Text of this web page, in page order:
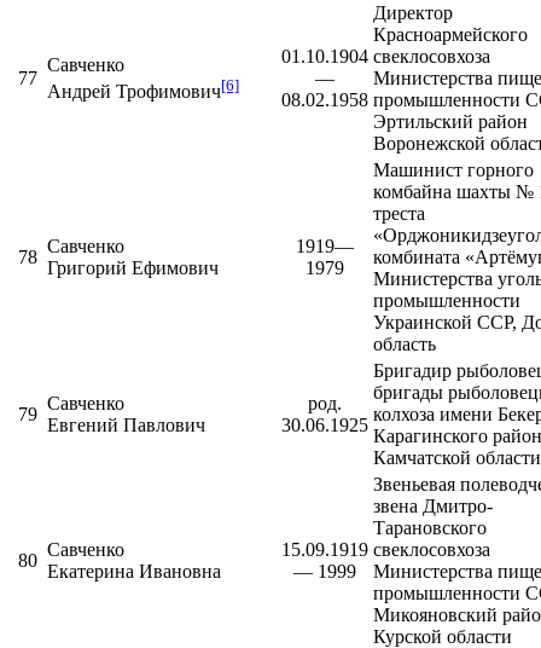
77
Савченко
Андрей Трофимович[6]
01.10.1904
—
08.02.1958
Директор
Красноармейского
свеклосовхоза
Министерства
промышленности
Эртильский район
Воронежской
78
Савченко
Григорий Ефимович
1919—
1979
Машинист горного
комбайна шахты №
треста
комбината «
Министерства
промышленности
Украинской ССР,
область
79
Савченко
Евгений Павлович
род.
30.06.1925
Бригадир
бригады
колхоза имени
Карагинского
Камчатской области
80
Савченко
Екатерина Ивановна
15.09.1919
— 1999
Звеньевая
звена Дмитро-
Тарановского
свеклосовхоза
Министерства
промышленности
Микояновский
Курской области